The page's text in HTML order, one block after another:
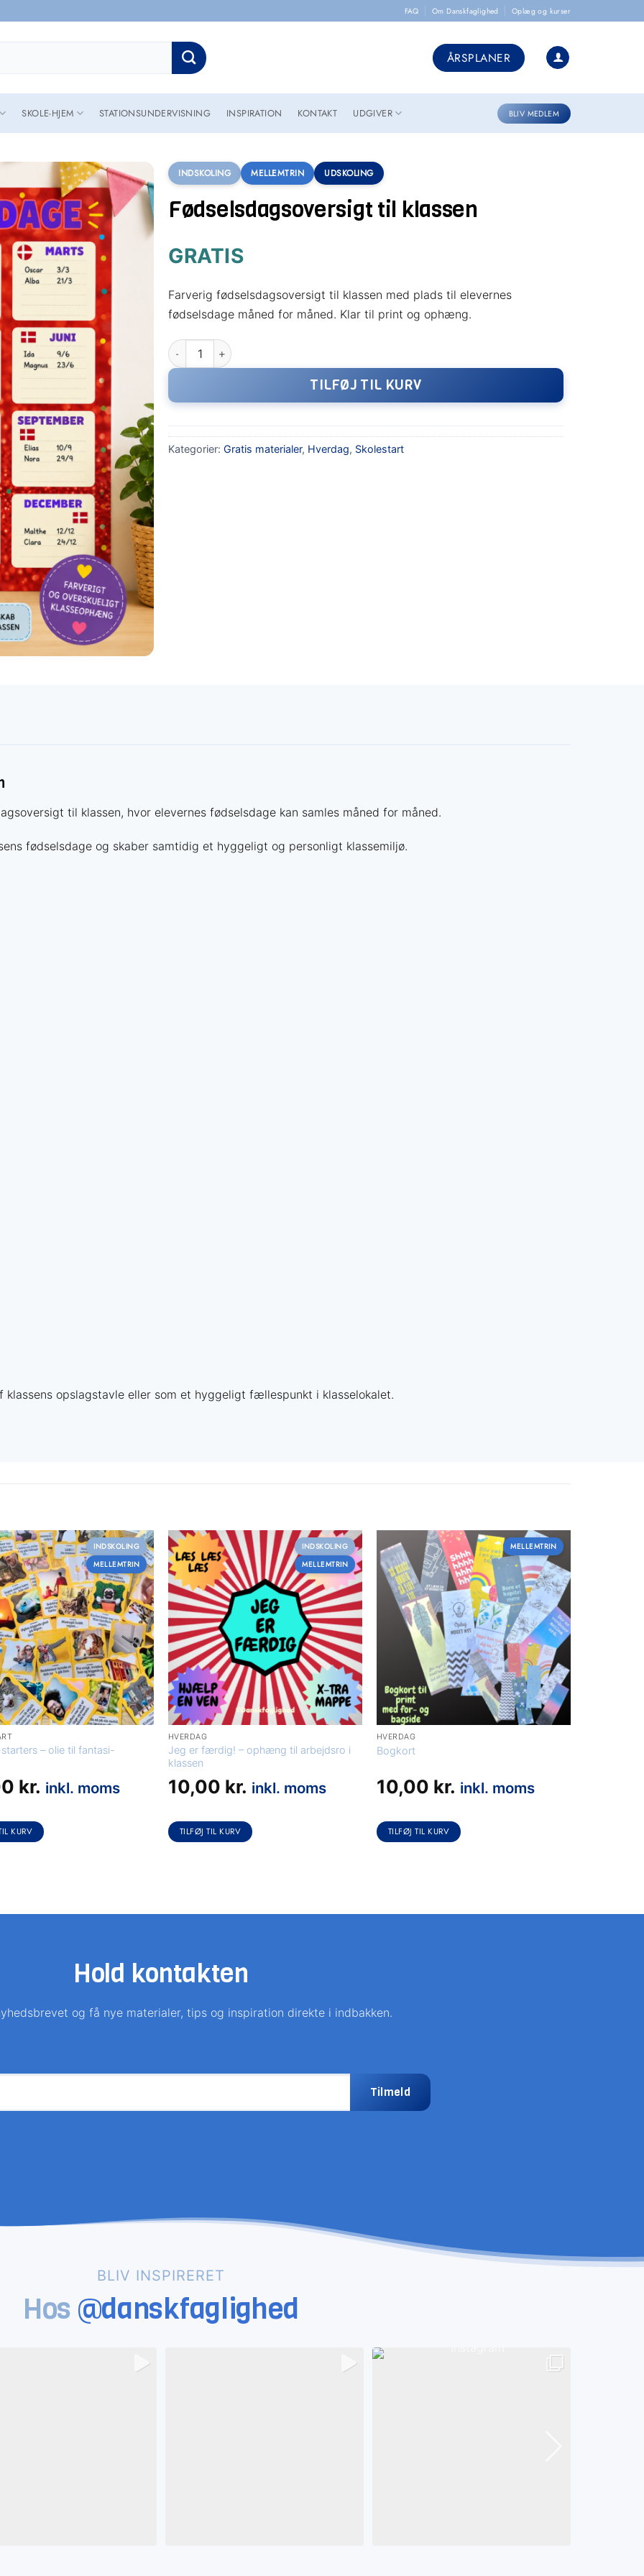
FAQ Om Danskfaglighed Oplæg og kurser
ÅRSPLANER
SKOLE-HJEM STATIONSUNDERVISNING INSPIRATION KONTAKT UDGIVER BLIV MEDLEM
INDSKOLING MELLEMTRIN UDSKOLING
Fødselsdagsoversigt til klassen
GRATIS
Farverig fødselsdagsoversigt til klassen med plads til elevernes
fødselsdage måned for måned. Klar til print og ophæng.
Fødselsdagsoversigt til klassen antal
TILFØJ TIL KURV
Kategorier: Gratis materialer, Hverdag, Skolestart
til klassen, hvor elevernes fødselsdage kan samles måned for måned.
fødselsdage og skaber samtidig et hyggeligt og personligt klassemiljø.
opslagstavle eller som et hyggeligt fællespunkt i klasselokalet.
INDSKOLING
MELLEMTRIN
– olie til fantasi-
kr. inkl. moms
KURV
INDSKOLING
MELLEMTRIN
HVERDAG
Jeg er færdig! – ophæng til arbejdsro i
klassen
10,00 kr. inkl. moms
TILFØJ TIL KURV
MELLEMTRIN
HVERDAG
Bogkort
10,00 kr. inkl. moms
TILFØJ TIL KURV
Hold kontakten
og få nye materialer, tips og inspiration direkte i indbakken.
Tilmeld
BLIV INSPIRERET
Hos @danskfaglighed